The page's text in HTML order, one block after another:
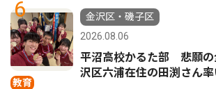
6
教育
金沢区・磯子区
2026.08.06
平沼高校かるた部 悲願
沢区六浦在住の田渕さん率